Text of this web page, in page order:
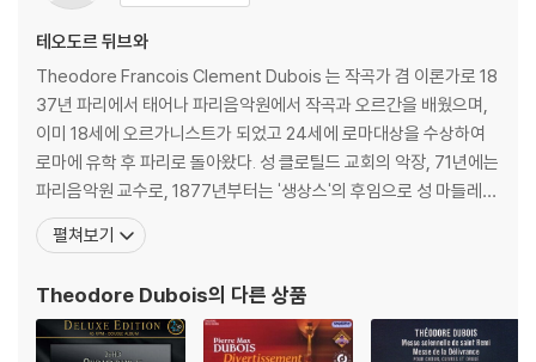
테오도르 뒤브와
Theodore Francois Clement Dubois 는 작곡가 겸 이론가로 18
37년 파리에서 태어나 파리음악원에서 작곡과 오르간을 배웠으며,
이미 18세에 오르가니스트가 되었고 24세에 로마대상을 수상하여
로마에 유학 후 파리로 돌아왔다. 성 클로틸드 교회의 악장, 71년에는
파리음악원 교수로, 1877년부터는 '생상스'의 후임으로 성 마들레느
교회 오르가니스트로 봉사하였고, 성 클로틸드 (St. Clotilde) 교회
에 봉직하던 1867년에 성 금요일을 위해 작곡한 '그리스도의 십자가
고 있는 명곡이다.
펼쳐보기
Theodore Dubois의 다른 상품